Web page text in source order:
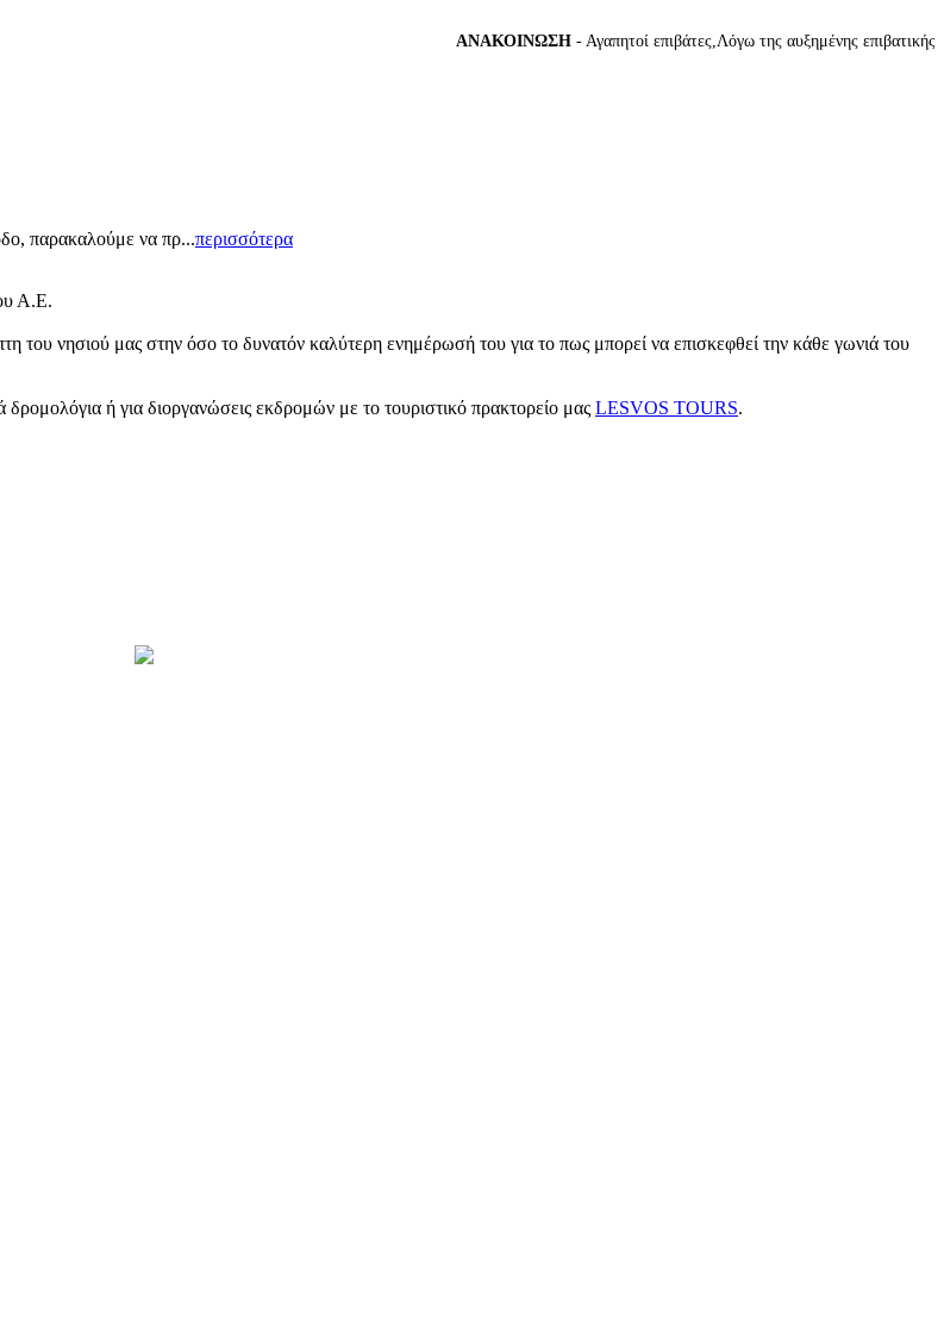
ΑΝΑΚΟΙΝΩΣΗ- Αγαπητοί επιβάτες,Λόγω της αυξημένης επιβατικής
παρακαλούμε να πρ...περισσότερα
Α.Ε.
του νησιού μας στην όσο το δυνατόν καλύτερη ενημέρωσή του για το πως μπορεί να επισκεφθεί την κάθε γωνιά του
δρομολόγια ή για διοργανώσεις εκδρομών με το τουριστικό πρακτορείο μας LESVOS TOURS.